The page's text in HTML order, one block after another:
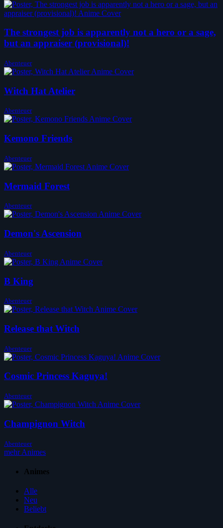
The strongest job is apparently not a hero or a sage,
but an appraiser (provisional)!
Abenteuer
Witch Hat Atelier
Abenteuer
Kemono Friends
Abenteuer
Mermaid Forest
Abenteuer
Demon's Ascension
Abenteuer
B King
Abenteuer
Release that Witch
Abenteuer
Cosmic Princess Kaguya!
Abenteuer
Champignon Witch
Abenteuer
mehr Animes
Animes
Alle
Neu
Beliebt